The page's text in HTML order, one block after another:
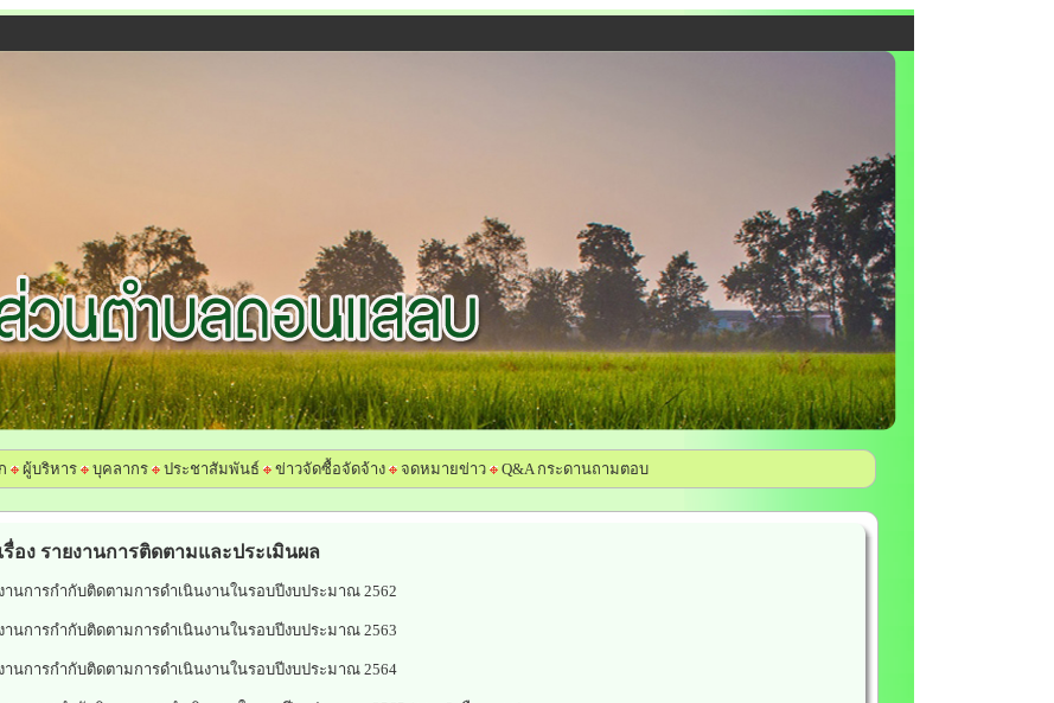
ผู้บริหาร บุคลากร ประชาสัมพันธ์ ข่าวจัดซื้อจัดจ้าง จดหมายข่าว Q&A กระดานถามตอบ
รื่อง รายงานการติดตามและประเมินผล
านการกำกับติดตามการดำเนินงานในรอบปีงบประมาณ 2562
านการกำกับติดตามการดำเนินงานในรอบปีงบประมาณ 2563
านการกำกับติดตามการดำเนินงานในรอบปีงบประมาณ 2564